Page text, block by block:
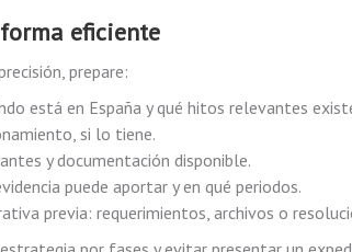
eficiente
prepare:
está en España y qué hitos relevantes
si lo tiene.
y documentación disponible.
puede aportar y en qué periodos.
previa: requerimientos, archivos o